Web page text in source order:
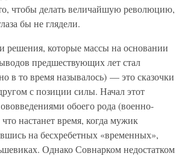
чтобы делать величайшую революцию,
бы не глядели.
решения, которые массы на основании
предшествующих лет стал
в то время называлось) — это сказочки
с позиции силы. Начал этот
обоего рода (военно-
настанет время, когда мужик
на бесхребетных «временных»,
Однако Совнарком недостатком